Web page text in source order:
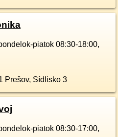
piatok 08:30-18:00,
Prešov, Sídlisko 3
piatok 08:30-17:00,